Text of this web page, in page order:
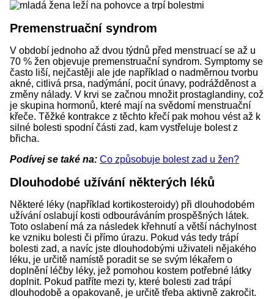
Premenstruační syndrom
V období jednoho až dvou týdnů před menstruací se až u
70 % žen objevuje premenstruační syndrom. Symptomy se
často liší, nejčastěji ale jde například o nadměrnou tvorbu
akné, citlivá prsa, nadýmání, pocit únavy, podrážděnost a
změny nálady. V krvi se začnou množit prostaglandiny, což
je skupina hormonů, které mají na svědomí menstruační
křeče. Těžké kontrakce z těchto křečí pak mohou vést až k
silné bolesti spodní části zad, kam vystřeluje bolest z
břicha.
Podívej se také na: Co způsobuje bolest zad u žen?
Dlouhodobé užívání některých léků
Některé léky (například kortikosteroidy) při dlouhodobém
užívání oslabují kosti odbouráváním prospěšných látek.
Toto oslabení má za následek křehnutí a větší náchylnost
ke vzniku bolesti či přímo úrazu. Pokud vás tedy trápí
bolesti zad, a navíc jste dlouhodobými uživateli nějakého
léku, je určitě namístě poradit se se svým lékařem o
doplnění léčby léky, jež pomohou kostem potřebné látky
doplnit. Pokud patříte mezi ty, které bolesti zad trápí
dlouhodobě a opakovaně, je určitě třeba aktivně zakročit.